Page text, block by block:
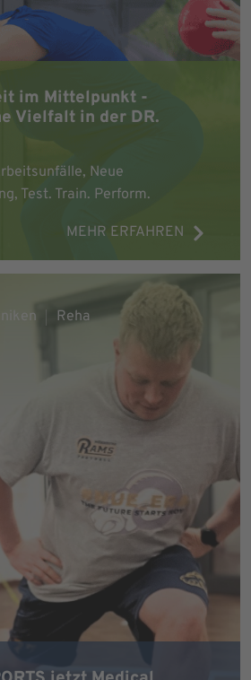
im Mittelpunkt -
Vielfalt in der DR.
Neue
Test. Train. Perform.
MEHR ERFAHREN
Reha